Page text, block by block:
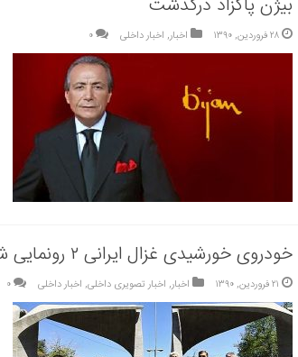
۲۸ فروردین, ۱۳۹۰ اخبار, اخبار داخلی ۰
خودروی خورشیدی غزال ایرانی ۲ رونمایی شد
۲۱ فروردین, ۱۳۹۰ اخبار, اخبار تصویری داخلی, اخبار داخلی ۰